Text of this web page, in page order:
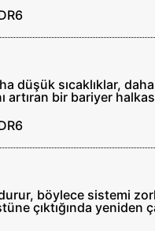
düşük sıcaklıklar,
artıran bir bariyer
böylece sistemi
çıktığında